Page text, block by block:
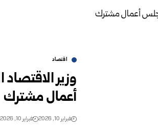
اقتصاد
وزير
أعمال مشترك
فبراير 10, 2026 فبراير 10, 2026